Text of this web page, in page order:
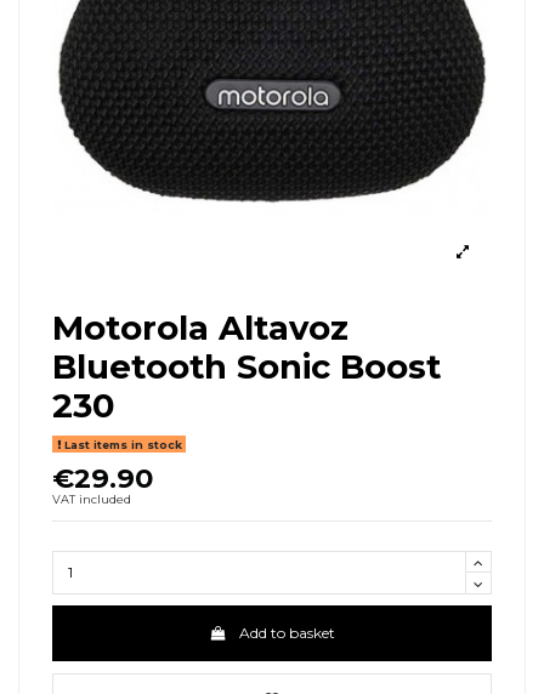
Motorola Altavoz
Bluetooth Sonic Boost
230
Last items in stock
€29.90
VAT included
Add to basket